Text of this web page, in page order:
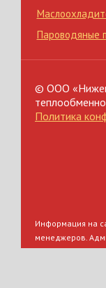
Пароводяные
© ООО
Политика
Информация на
менеджеров.